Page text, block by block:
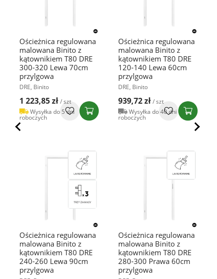
Ościeżnica regulowana
malowana Binito z
kątownikiem T80 DRE
300-320 Lewa 70cm
przylgowa
DRE, Binito
1 223,85 zł / szt
Wysyłka do 5 dni
roboczych
Ościeżnica regulowana
malowana Binito z
kątownikiem T80 DRE
240-260 Lewa 90cm
przylgowa
Ościeżnica regulowana
malowana Binito z
kątownikiem T80 DRE
120-140 Lewa 60cm
przylgowa
DRE, Binito
939,72 zł / szt
Wysyłka do 40 dni
roboczych
Ościeżnica regulowana
malowana Binito z
kątownikiem T80 DRE
280-300 Prawa 60cm
przylgowa